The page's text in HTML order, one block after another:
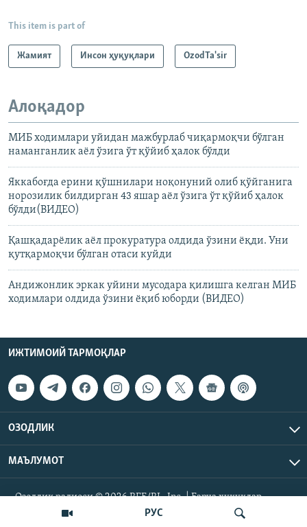
РУС
This item is part of
Жамият Инсон ҳуқуқлари OzodTa'sir
Алоқадор
МИБ ходимлари уйидан мажбурлаб чиқармоқчи бўлган
наманганлик аёл ўзига ўт қўйиб ҳалок бўлди
Яккабоғда ерини қўшнилари ноқонуний олиб қўйганига
норозилик билдирган 43 яшар аёл ўзига ўт қўйиб ҳалок
бўлди(ВИДЕО)
Қашқадарёлик аёл прокуратура олдида ўзини ёқди. Уни
қутқармоқчи бўлган отаси куйди
Андижонлик эркак уйини мусодара қилишга келган МИБ
ходимлари олдида ўзини ëқиб юборди (ВИДЕО)
ИЖТИМОИЙ ТАРМОҚЛАР
ОЗОДЛИК
МАЪЛУМОТ
Озодлик радиоси © 2026 RFE/RL, Inc. | Барча ҳуқуқлар
ҳимояланган.